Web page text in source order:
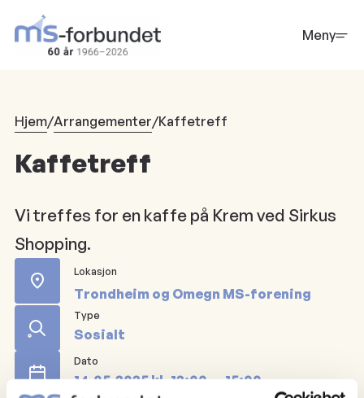
hovedinnhold
Meny
Hjem/Arrangementer/Kaffetreff
Kaffetreff
Vi treffes for en kaffe på Krem ved Sirkus
Shopping.
Lokasjon
Trondheim og Omegn MS-forening
Type
Sosialt
Dato
14.05.2025kl.12:00 15:00